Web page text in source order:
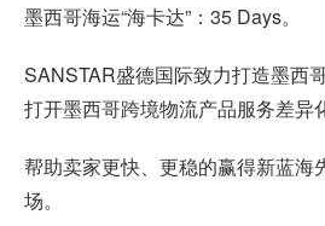
墨西哥海运“海卡达”：35 Days。
SANSTAR盛德国际致力打造墨西
打开墨西哥跨境物流产品服务差异
帮助卖家更快、更稳的赢得新蓝海
场。